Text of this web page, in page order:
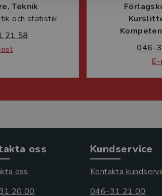
Teknik
och statistik
21 58
046-
oss
oss
20 00
Kundservice
Kontakta
046-31 21 00